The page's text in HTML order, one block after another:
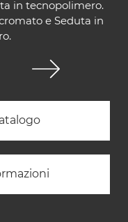
in tecnopolimero.
e Seduta in